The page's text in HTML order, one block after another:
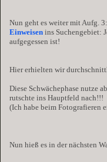
Nun geht es weiter mit Aufg. 3:
Einweisen ins Suchengebiet:
aufgegessen ist!
Hier erhielten wir
Diese Schwächephase nutze
rutschte ins Hauptfeld nach!!!
(Ich habe beim Fotografieren
Nun hieß es in der nächsten